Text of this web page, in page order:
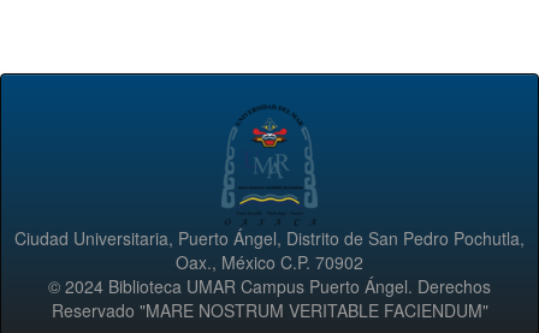
Ciudad Universitaria, Puerto Ángel, Distrito de San Pedro Pochutla,
Oax., México C.P. 70902
© 2024 Biblioteca UMAR Campus Puerto Ángel. Derechos
Reservado "MARE NOSTRUM VERITABLE FACIENDUM"